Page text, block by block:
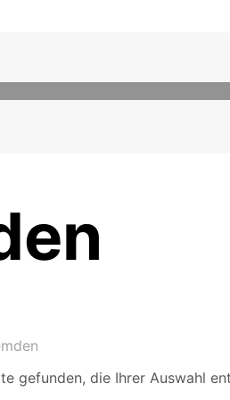
gefunden, die Ihrer Auswahl